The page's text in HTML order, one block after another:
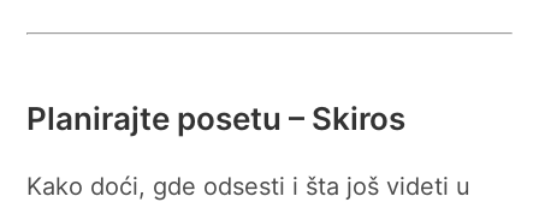
Planirajte posetu – Skiros
Kako doći, gde odsesti i šta još videti u